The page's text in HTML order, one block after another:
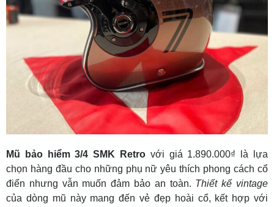
Mũ bảo hiểm 3/4 SMK Retro với giá 1.890.000₫ là lựa
chọn hàng đầu cho những phụ nữ yêu thích phong cách cổ
điển nhưng vẫn muốn đảm bảo an toàn. Thiết kế vintage
của dòng mũ này mang đến vẻ đẹp hoài cổ, kết hợp với